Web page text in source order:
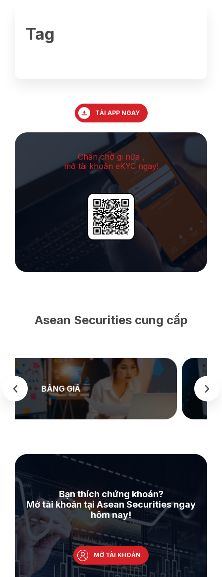
Tag
TẢI APP NGAY
Chần chờ gi nữa ,
mở tài khoản eKYC ngay!
Asean Securities cung cấp
SEASTOCK
WEB
Bạn thích chứng khoán?
Mở tài khoản tại Asean Securities ngay
hôm nay!
MỞ TÀI KHOẢN